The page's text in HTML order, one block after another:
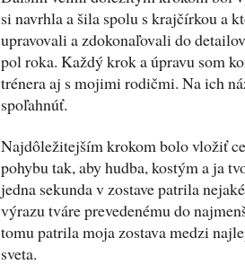
si navrhla a šila spolu s krajčírkou a
upravovali a zdokonaľovali do
pol roka. Každý krok a úpravu som
trénera aj s mojimi rodičmi. Na ich
spoľahnúť.
Najdôležitejším krokom bolo vložiť
pohybu tak, aby hudba, kostým a ja
jedna sekunda v zostave patrila
výrazu tváre prevedenému do
tomu patrila moja zostava medzi
sveta.